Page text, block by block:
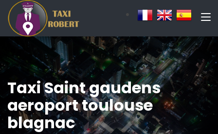
Taxi Saint gaudens
aeroport toulouse
blagnac